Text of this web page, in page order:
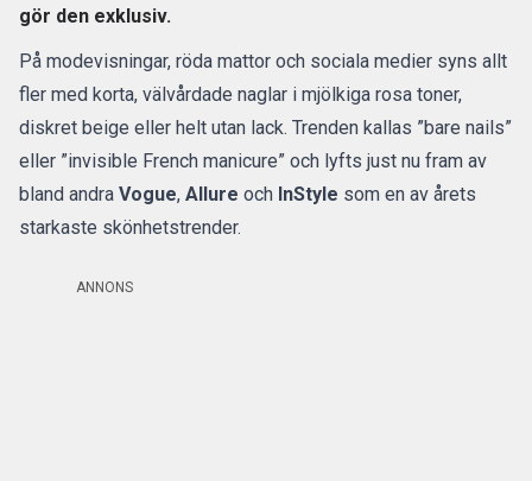
gör den exklusiv.
På modevisningar, röda mattor och sociala medier syns allt
fler med korta, välvårdade naglar i mjölkiga rosa toner,
diskret beige eller helt utan lack. Trenden kallas ”bare nails”
eller ”invisible French manicure” och lyfts just nu fram av
bland andra Vogue, Allure och InStyle som en av årets
starkaste skönhetstrender.
ANNONS